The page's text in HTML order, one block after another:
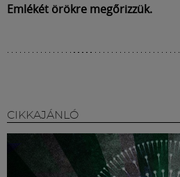
Emlékét örökre megőrizzük.
CIKKAJÁNLÓ
Shop
English